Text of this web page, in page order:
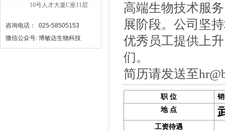
10号人才大厦C座11层
咨询电话： 025-58505153
微信公众号: 博敏达生物科技
高端生物技术服
展阶段。公司坚
优秀员工提供上
们。
简历请发送至
职 位
地 点
工资待遇